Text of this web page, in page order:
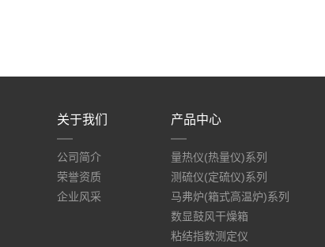
关于我们
公司简介
荣誉资质
企业风采
产品中心
量热仪(热量仪)系列
测硫仪(定硫仪)系列
马弗炉(箱式高温炉)系列
数显鼓风干燥箱
粘结指数测定仪